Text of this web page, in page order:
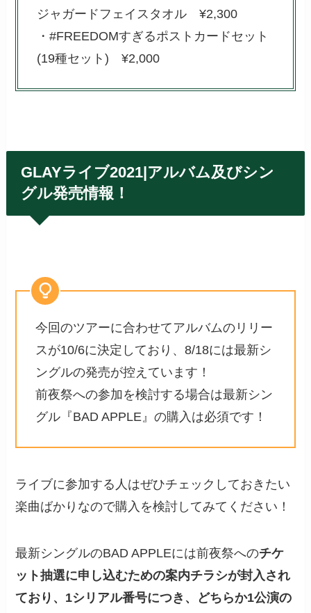
ジャガードフェイスタオル ¥2,300
・#FREEDOMすぎるポストカードセット
(19種セット) ¥2,000
GLAYライブ2021|アルバム及びシン
グル発売情報！
今回のツアーに合わせてアルバムのリリー
スが10/6に決定しており、8/18には最新シ
ングルの発売が控えています！
前夜祭への参加を検討する場合は最新シン
グル『BAD APPLE』の購入は必須です！
ライブに参加する人はぜひチェックしておきたい
楽曲ばかりなので購入を検討してみてください！
最新シングルのBAD APPLEには前夜祭へのチケ
ット抽選に申し込むための案内チラシが封入され
ており、1シリアル番号につき、どちらか1公演の